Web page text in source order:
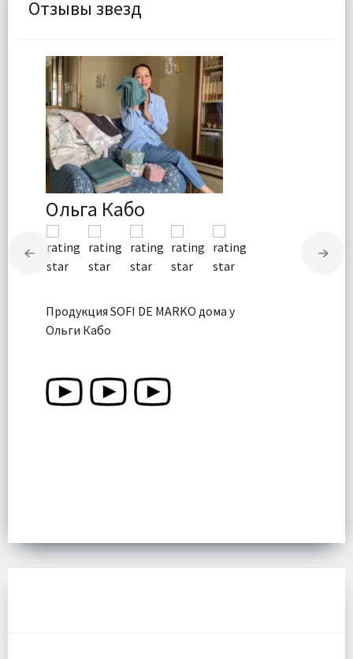
Отзывы звезд
Ольга Кабо
Продукция SOFI DE MARKO дома у
Ольги Кабо